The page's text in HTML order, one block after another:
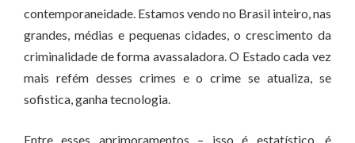
contemporaneidade. Estamos vendo no Brasil inteiro, nas
grandes, médias e pequenas cidades, o crescimento da
criminalidade de forma avassaladora. O Estado cada vez
mais refém desses crimes e o crime se atualiza, se
sofistica, ganha tecnologia.
Entre esses aprimoramentos – isso é estatístico, é